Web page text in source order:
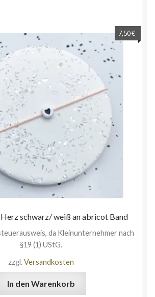
schwarz/ weiß an abricot Band
7,50€
da Kleinunternehmer nach
§19 (1) UStG.
zzgl.Versandkosten
In den Warenkorb